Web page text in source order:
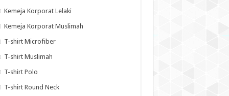
Kemeja Korporat Lelaki
Kemeja Korporat Muslimah
T-shirt Microfiber
T-shirt Muslimah
T-shirt Polo
T-shirt Round Neck